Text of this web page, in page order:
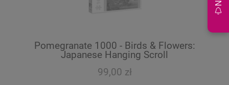
Pomegranate 1000 - Birds & Flowers:
Japanese Hanging Scroll
99,00 zł